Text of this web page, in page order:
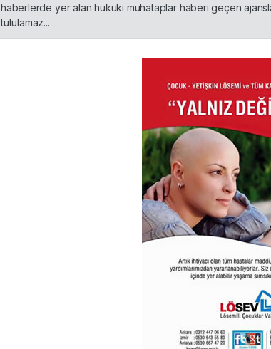
haberlerde yer alan hukuki muhataplar haberi geçen
tutulamaz...